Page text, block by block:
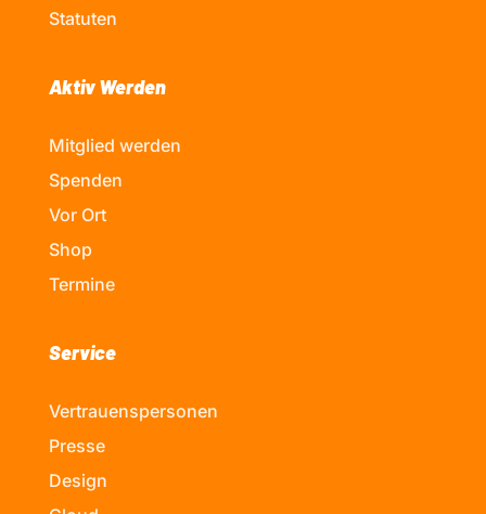
Statuten
Aktiv Werden
Mitglied werden
Spenden
Vor Ort
Shop
Termine
Service
Vertrauenspersonen
Presse
Design